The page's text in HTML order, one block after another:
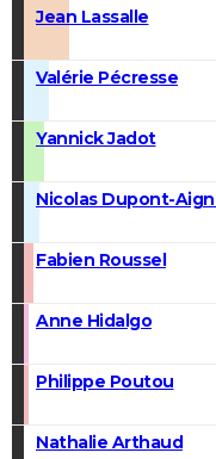
Jean Lassalle
Valérie Pécresse
Yannick Jadot
Nicolas Dupont-
Fabien Roussel
Anne Hidalgo
Philippe Poutou
Nathalie Arthaud